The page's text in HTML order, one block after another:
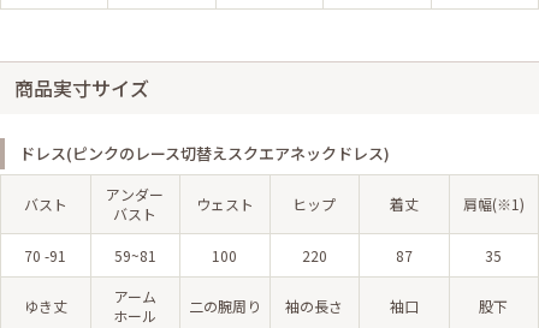
商品実寸サイズ
ドレス(ピンクのレース切替えスクエアネックドレス)
バスト
アンダー
バスト
ウェスト ヒップ 着丈 肩幅(※1)
70 -91 59~81 100 220 87 35
ゆき丈
アーム
ホール
二の腕周り 袖の長さ 袖口 股下